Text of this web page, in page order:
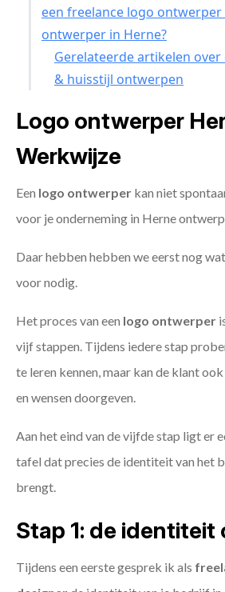
een freelance logo
ontwerper in Herne?
Gerelateerde artikelen
& huisstijl ontwerpen
Logo ontwerper
Werkwijze
Een logo ontwerper kan niet
voor je onderneming in Herne
Daar hebben hebben we eerst nog
voor nodig.
Het proces van een logo ontwerper
vijf stappen. Tijdens iedere stap
te leren kennen, maar kan de klant
en wensen doorgeven.
Aan het eind van de vijfde stap ligt er
tafel dat precies de identiteit van het
brengt.
Stap 1: de identiteit
Tijdens een eerste gesprek ik als